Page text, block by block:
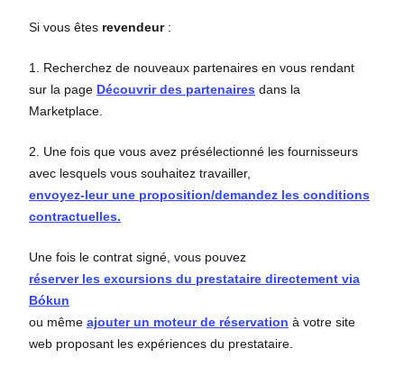
Si vous êtes revendeur:
1. Recherchez de nouveaux partenaires en vous rendant
sur la page Découvrir des partenaires dans la
Marketplace.
2. Une fois que vous avez présélectionné les fournisseurs
avec lesquels vous souhaitez travailler,
envoyez-leur une proposition/demandez les conditions
contractuelles.
Une fois le contrat signé, vous pouvez
réserver les excursions du prestataire directement via
Bókun
ou même ajouter un moteur de réservation à votre site
web proposant les expériences du prestataire.